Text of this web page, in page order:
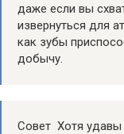
даже если вы
извернуться для
как зубы
добычу.
Совет Хотя удавы